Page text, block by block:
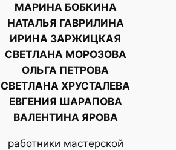
МАРИНА БОБКИНА
НАТАЛЬЯ ГАВРИЛИНА
ИРИНА ЗАРЖИЦКАЯ
СВЕТЛАНА МОРОЗОВА
ОЛЬГА ПЕТРОВА
СВЕТЛАНА ХРУСТАЛЕВА
ЕВГЕНИЯ ШАРАПОВА
ВАЛЕНТИНА ЯРОВА
работники мастерской